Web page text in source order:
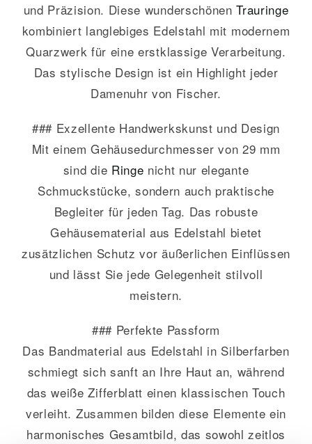
und Präzision. Diese wunderschönenTrauringe
kombiniert langlebiges Edelstahl mit modernem
Quarzwerk für eine erstklassige Verarbeitung.
Das stylische Design ist ein Highlight jeder
Damenuhr von Fischer.
### Exzellente Handwerkskunst und Design
Mit einem Gehäusedurchmesser von 29 mm
sind die Ringe nicht nur elegante
Schmuckstücke, sondern auch praktische
Begleiter für jeden Tag. Das robuste
Gehäusematerial aus Edelstahl bietet
zusätzlichen Schutz vor äußerlichen Einflüssen
und lässt Sie jede Gelegenheit stilvoll
meistern.
### Perfekte Passform
Das Bandmaterial aus Edelstahl in Silberfarben
schmiegt sich sanft an Ihre Haut an, während
das weiße Zifferblatt einen klassischen Touch
verleiht. Zusammen bilden diese Elemente ein
harmonisches Gesamtbild, das sowohl zeitlos